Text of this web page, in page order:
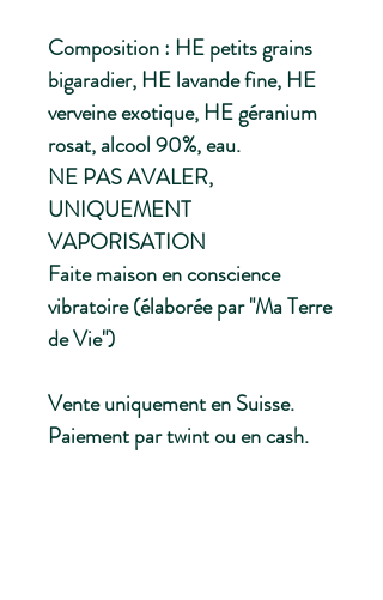
Composition : HE petits grains
bigaradier, HE lavande fine, HE
verveine exotique, HE géranium
rosat, alcool 90%, eau.
NE PAS AVALER,
UNIQUEMENT
VAPORISATION
Faite maison en conscience
vibratoire (élaborée par "Ma Terre
de Vie")
Vente uniquement en Suisse.
Paiement par twint ou en cash.